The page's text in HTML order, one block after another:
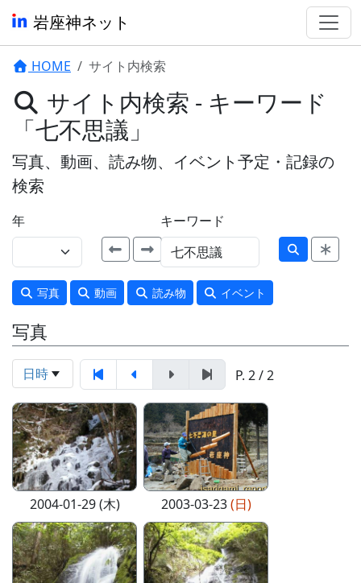
岩座神ネット
HOME サイト内検索
サイト内検索 - キーワード
「七不思議」
写真、動画、読み物、イベント予定・記録の
検索
年 キーワード
写真 動画 読み物 イベント
写真
日時 P. 2 / 2
2004-01-29 (木) 2003-03-23(日)